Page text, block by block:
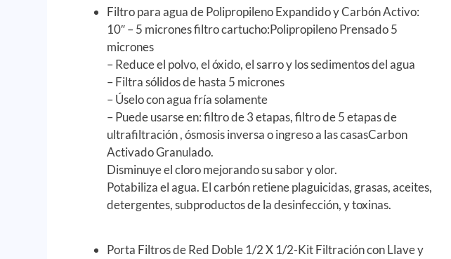
Filtro para agua de Polipropileno Expandido y Carbón Activo:
10″ – 5 micrones filtro cartucho:Polipropileno Prensado 5
micrones
– Reduce el polvo, el óxido, el sarro y los sedimentos del agua
– Filtra sólidos de hasta 5 micrones
– Úselo con agua fría solamente
– Puede usarse en: filtro de 3 etapas, filtro de 5 etapas de
ultrafiltración , ósmosis inversa o ingreso a las casasCarbon
Activado Granulado.
Disminuye el cloro mejorando su sabor y olor.
Potabiliza el agua. El carbón retiene plaguicidas, grasas, aceites,
detergentes, subproductos de la desinfección, y toxinas.
Porta Filtros de Red Doble 1/2 X 1/2-Kit Filtración con Llave y